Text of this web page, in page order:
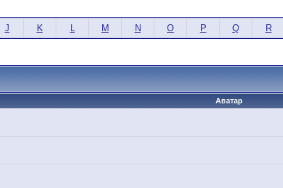
J K L M N O P Q R
Аватар